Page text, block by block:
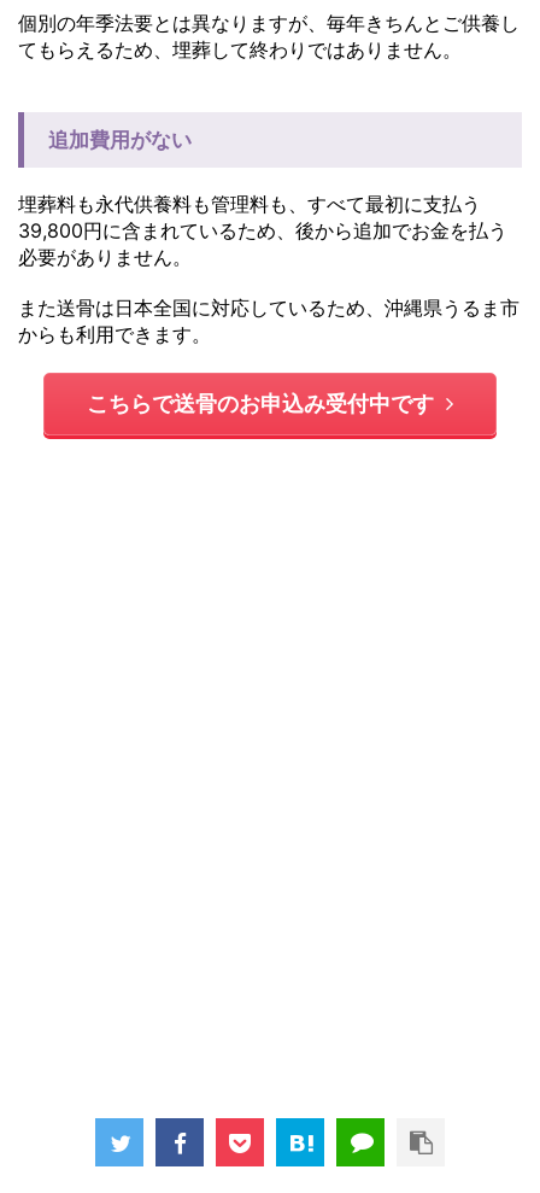
個別の年季法要とは異なりますが、毎年きちんとご供養し
てもらえるため、埋葬して終わりではありません。
追加費用がない
埋葬料も永代供養料も管理料も、すべて最初に支払う
39,800円に含まれているため、後から追加でお金を払う
必要がありません。
また送骨は日本全国に対応しているため、沖縄県うるま市
からも利用できます。
こちらで送骨のお申込み受付中です